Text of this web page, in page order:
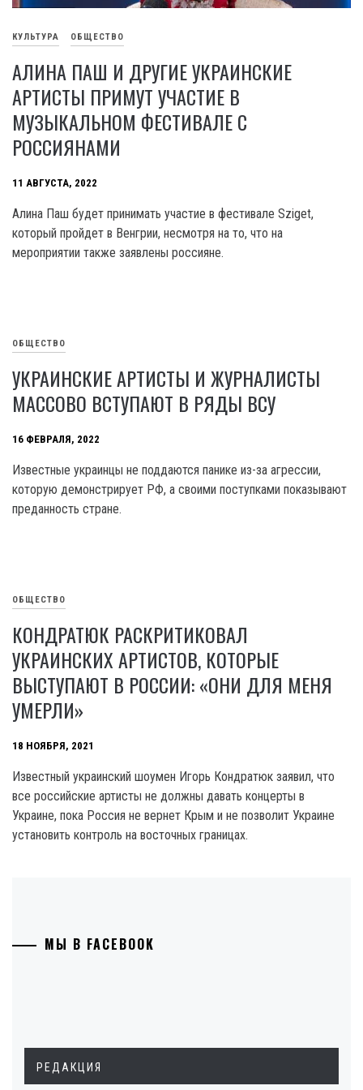
КУЛЬТУРА ОБЩЕСТВО
АЛИНА ПАШ И ДРУГИЕ УКРАИНСКИЕ
АРТИСТЫ ПРИМУТ УЧАСТИЕ В
МУЗЫКАЛЬНОМ ФЕСТИВАЛЕ С
РОССИЯНАМИ
11 АВГУСТА, 2022
Алина Паш будет принимать участие в фестивале Sziget,
который пройдет в Венгрии, несмотря на то, что на
мероприятии также заявлены россияне.
ОБЩЕСТВО
УКРАИНСКИЕ АРТИСТЫ И ЖУРНАЛИСТЫ
МАССОВО ВСТУПАЮТ В РЯДЫ ВСУ
16 ФЕВРАЛЯ, 2022
Известные украинцы не поддаются панике из-за агрессии,
которую демонстрирует РФ, а своими поступками показывают
преданность стране.
ОБЩЕСТВО
КОНДРАТЮК РАСКРИТИКОВАЛ
УКРАИНСКИХ АРТИСТОВ, КОТОРЫЕ
ВЫСТУПАЮТ В РОССИИ: «ОНИ ДЛЯ МЕНЯ
УМЕРЛИ»
18 НОЯБРЯ, 2021
Известный украинский шоумен Игорь Кондратюк заявил, что
все российские артисты не должны давать концерты в
Украине, пока Россия не вернет Крым и не позволит Украине
установить контроль на восточных границах.
МЫ В FACEBOOK
РЕДАКЦИЯ